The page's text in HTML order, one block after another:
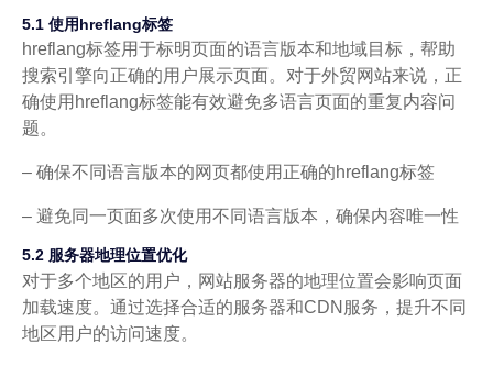
5.1 使用hreflang标签
hreflang标签用于标明页面的语言版本和地域目标，帮助
搜索引擎向正确的用户展示页面。对于外贸网站来说，正
确使用hreflang标签能有效避免多语言页面的重复内容问
题。
– 确保不同语言版本的网页都使用正确的hreflang标签
– 避免同一页面多次使用不同语言版本，确保内容唯一性
5.2 服务器地理位置优化
对于多个地区的用户，网站服务器的地理位置会影响页面
加载速度。通过选择合适的服务器和CDN服务，提升不同
地区用户的访问速度。